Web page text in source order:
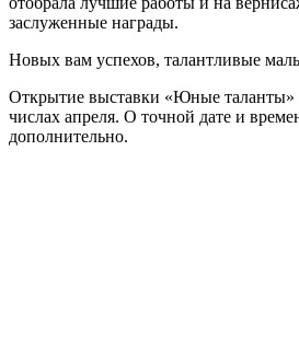
заслуженные награды.
Новых вам успехов, талантливые
Открытие выставки «Юные таланты»
числах апреля. О точной дате и
дополнительно.